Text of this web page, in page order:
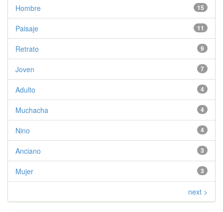
15
Hombre
11
Paisaje
9
Retrato
7
Joven
4
Adulto
4
Muchacha
4
Nino
3
Anciano
3
Mujer
next >